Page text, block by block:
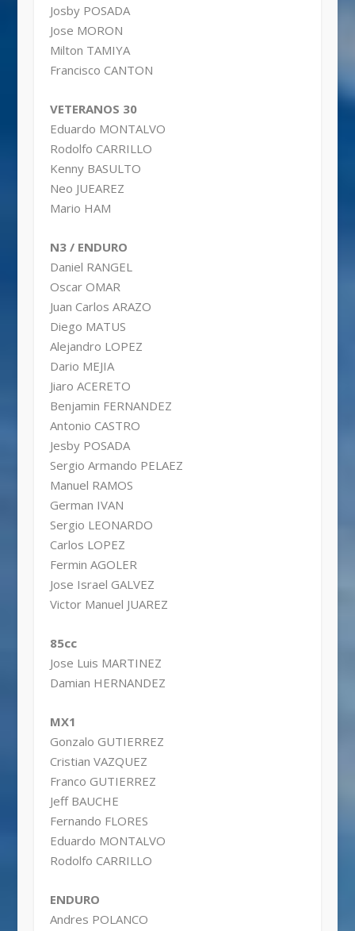
Josby POSADA
Jose MORON
Milton TAMIYA
Francisco CANTON
VETERANOS 30
Eduardo MONTALVO
Rodolfo CARRILLO
Kenny BASULTO
Neo JUEAREZ
Mario HAM
N3 / ENDURO
Daniel RANGEL
Oscar OMAR
Juan Carlos ARAZO
Diego MATUS
Alejandro LOPEZ
Dario MEJIA
Jiaro ACERETO
Benjamin FERNANDEZ
Antonio CASTRO
Jesby POSADA
Sergio Armando PELAEZ
Manuel RAMOS
German IVAN
Sergio LEONARDO
Carlos LOPEZ
Fermin AGOLER
Jose Israel GALVEZ
Victor Manuel JUAREZ
85cc
Jose Luis MARTINEZ
Damian HERNANDEZ
MX1
Gonzalo GUTIERREZ
Cristian VAZQUEZ
Franco GUTIERREZ
Jeff BAUCHE
Fernando FLORES
Eduardo MONTALVO
Rodolfo CARRILLO
ENDURO
Andres POLANCO